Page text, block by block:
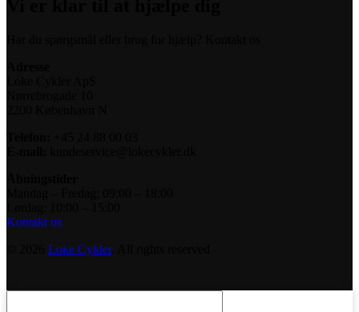
Kontakt os
Loke Cykler. All rights reserved